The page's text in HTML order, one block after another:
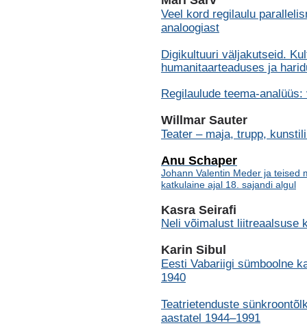
Veel kord regilaulu
analoogiast
Digikultuuri väljakutseid.
humanitaarteaduses ja
Regilaulude teema-
Willmar Sauter
Teater – maja, trupp,
Anu Schaper
Johann Valentin Meder ja teised
katkulaine ajal 18. sajandi algul
Kasra Seirafi
Neli võimalust liitreaalsuse
Karin Sibul
Eesti Vabariigi sümboolne
1940
Teatrietenduste
aastatel 1944–1991